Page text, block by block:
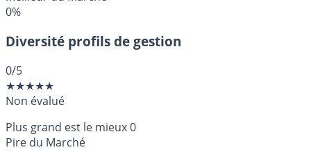
0%
Diversité profils de gestion
0/5
★★★★★
Non évalué
Plus grand est le mieux0
Pire du Marché